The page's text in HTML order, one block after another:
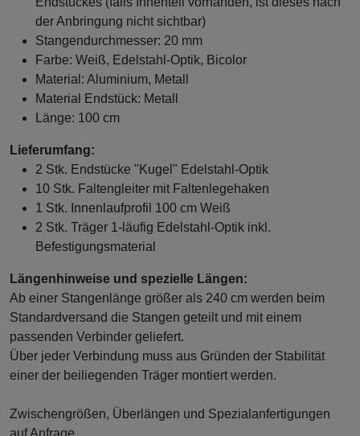
der Anbringung nicht sichtbar)
Stangendurchmesser: 20 mm
Farbe: Weiß, Edelstahl-Optik, Bicolor
Material: Aluminium, Metall
Material Endstück: Metall
Länge: 100 cm
Lieferumfang:
2 Stk. Endstücke "Kugel" Edelstahl-Optik
10 Stk. Faltengleiter mit Faltenlegehaken
1 Stk. Innenlaufprofil 100 cm Weiß
2 Stk. Träger 1-läufig Edelstahl-Optik inkl.
Befestigungsmaterial
Längenhinweise und spezielle Längen:
Ab einer Stangenlänge größer als 240 cm werden beim
Standardversand die Stangen geteilt und mit einem
passenden Verbinder geliefert.
Über jeder Verbindung muss aus Gründen der Stabilität
einer der beiliegenden Träger montiert werden.
Zwischengrößen, Überlängen und Spezialanfertigungen